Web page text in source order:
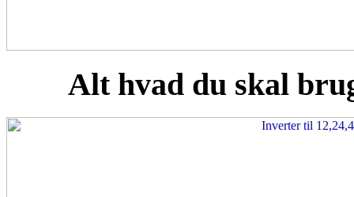
Alt hvad du skal